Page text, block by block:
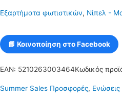
90mm
Φ10χιλ.
ποσότητα
Εξαρτήματα φωτιστικών, Νίπελ -
📘 Κοινοποίηση στο Facebook
EAN: 5210263003464Κωδικός
Summer Sales Προσφορές, Ενώσεις